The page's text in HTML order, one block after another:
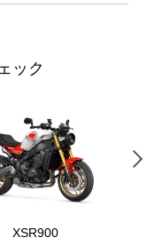
ック
XSR900